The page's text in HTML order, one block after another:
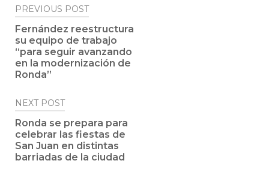
Post
navigation
PREVIOUS POST
Fernández reestructura
su equipo de trabajo
“para seguir avanzando
en la modernización de
Ronda”
NEXT POST
Ronda se prepara para
celebrar las fiestas de
San Juan en distintas
barriadas de la ciudad